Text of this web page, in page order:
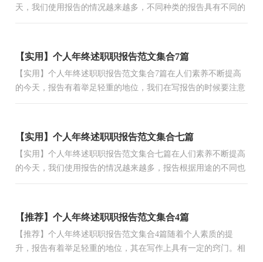
天，我们使用报告的情况越来越多，不同种类的报告具有不同的
【实用】个人年终述职职报告范文集合7篇
【实用】个人年终述职职报告范文集合7篇在人们素养不断提高
的今天，报告有着举足轻重的地位，我们在写报告的时候要注意
【实用】个人年终述职职报告范文集合七篇
【实用】个人年终述职职报告范文集合七篇在人们素养不断提高
的今天，我们使用报告的情况越来越多，报告根据用途的不同也
【推荐】个人年终述职职报告范文集合4篇
【推荐】个人年终述职职报告范文集合4篇随着个人素质的提
升，报告有着举足轻重的地位，其在写作上具有一定的窍门。相